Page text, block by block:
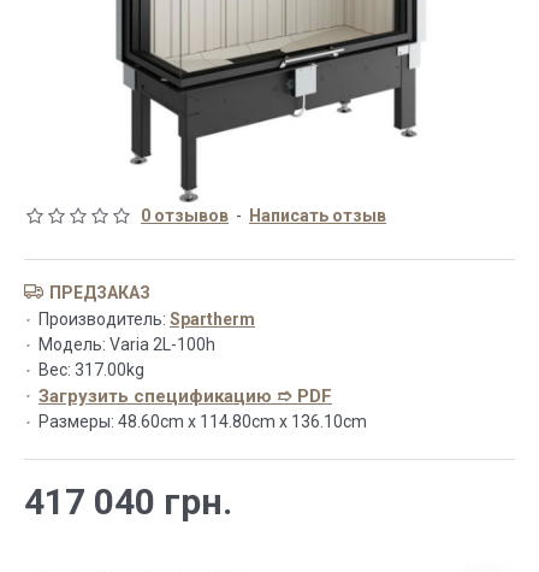
0 отзывов - Написать отзыв
417 040 грн.
ПРЕДЗАКАЗ
Производитель: Spartherm
Модель: Varia 2L-100h
Вес: 317.00kg
Загрузить спецификацию ➱ PDF
Размеры: 48.60cm x 114.80cm x 136.10cm